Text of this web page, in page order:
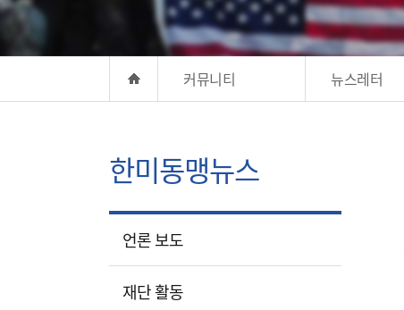
커뮤니티 뉴스레터
한미동맹뉴스
언론 보도
재단 활동